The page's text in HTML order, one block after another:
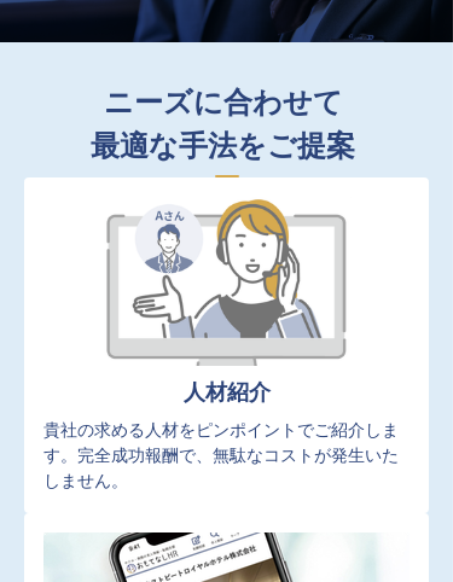
ニーズに合わせて
最適な手法をご提案
人材紹介
貴社の求める人材をピンポイントでご紹介しま
す。完全成功報酬で、無駄なコストが発生いた
しません。